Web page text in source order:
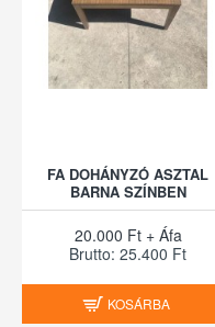
FA DOHÁNYZÓ ASZTAL
BARNA SZÍNBEN
20.000 Ft + Áfa
Brutto: 25.400 Ft
KOSÁRBA